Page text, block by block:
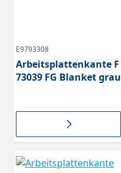
E9793308
Arbeitsplattenkante F
73039 FG Blanket grau